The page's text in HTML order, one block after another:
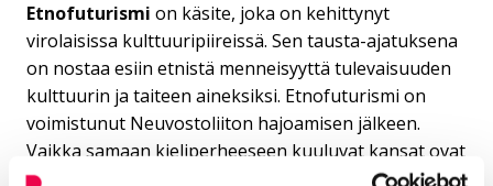
Etnofuturismi on käsite, joka on kehittynyt
virolaisissa kulttuuripiireissä. Sen tausta-ajatuksena
on nostaa esiin etnistä menneisyyttä tulevaisuuden
kulttuurin ja taiteen aineksiksi. Etnofuturismi on
voimistunut Neuvostoliiton hajoamisen jälkeen.
Vaikka samaan kieliperheeseen kuuluvat kansat ovat
monessa suhteessa kehittyneet eri suuntiin, löytyy